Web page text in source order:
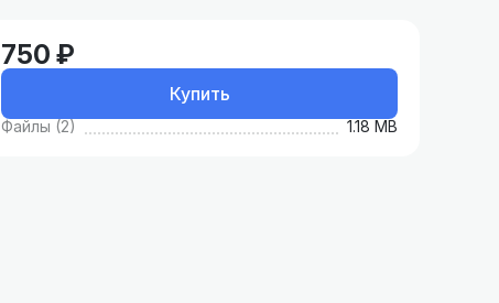
750 ₽
Купить
Файлы (2) 1.18 MB